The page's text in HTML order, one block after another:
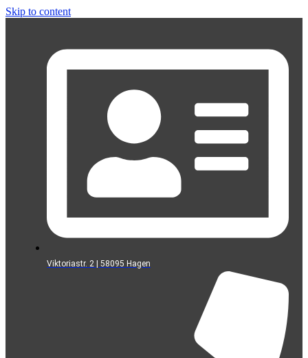
Skip to content
Viktoriastr. 2 | 58095 Hagen